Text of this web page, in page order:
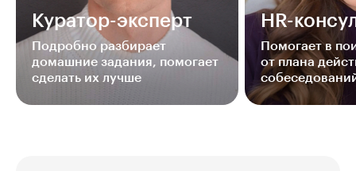
Куратор-эксперт
Подробно разбирает
домашние задания, помогает
сделать их лучше
HR-
Помогает в
от плана